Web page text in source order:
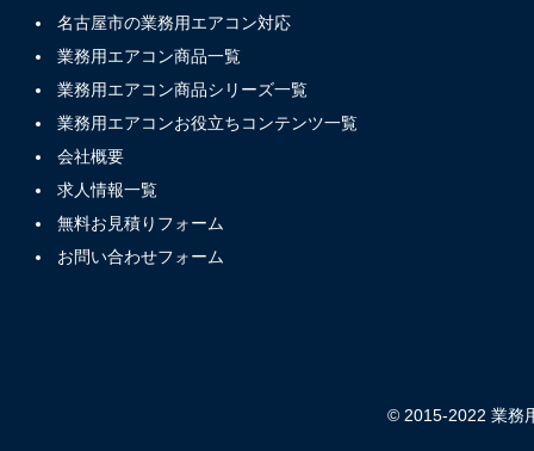
名古屋市の業務用エアコン対応
業務用エアコン商品一覧
業務用エアコン商品シリーズ一覧
業務用エアコンお役立ちコンテンツ一覧
会社概要
求人情報一覧
無料お見積りフォーム
お問い合わせフォーム
© 2015-2022 業務